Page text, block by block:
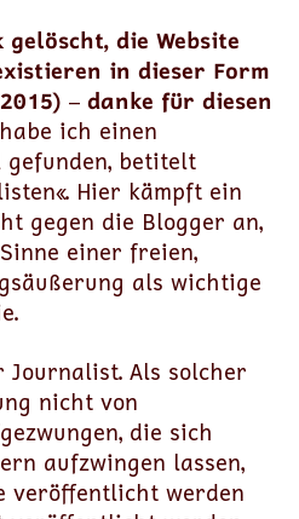
gelöscht, die Website
in dieser Form
– danke für diesen
habe ich einen
betitelt
Hier kämpft ein
gegen die Blogger an,
einer freien,
als wichtige
Als solcher
nicht von
die sich
aufzwingen lassen,
veröffentlicht werden